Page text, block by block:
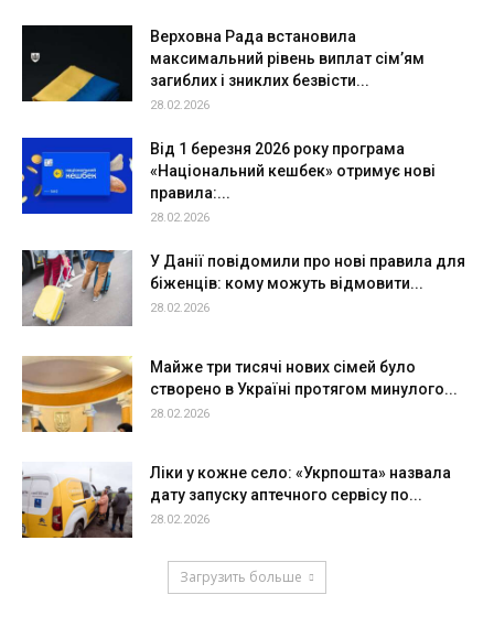
Верховна Рада встановила
максимальний рівень виплат сім’ям
загиблих і зниклих безвісти...
28.02.2026
Від 1 березня 2026 року програма
«Національний кешбек» отримує нові
правила:...
28.02.2026
У Данії повідомили про нові правила для
біженців: кому можуть відмовити...
28.02.2026
Майже три тисячі нових сімей було
створено в Україні протягом минулого...
28.02.2026
Ліки у кожне село: «Укрпошта» назвала
дату запуску аптечного сервісу по...
28.02.2026
Загрузить больше